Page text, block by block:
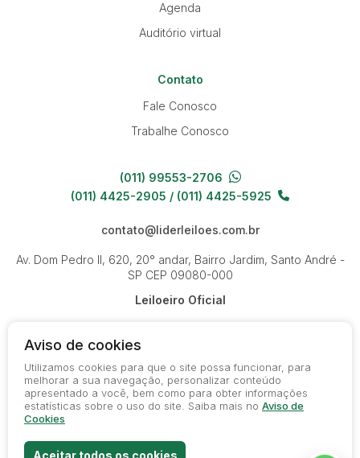
Agenda
Auditório virtual
Contato
Fale Conosco
Trabalhe Conosco
(011) 99553-2706
(011) 4425-2905 / (011) 4425-5925
contato@liderleiloes.com.br
Av. Dom Pedro II, 620, 20° andar, Bairro Jardim, Santo André -
SP CEP 09080-000
Leiloeiro Oficial
© 2026-present - Todos os direitos reservados
Termos de Uso
Aviso de cookies
Utilizamos cookies para que o site possa funcionar, para
melhorar a sua navegação, personalizar conteúdo
apresentado a você, bem como para obter informações
estatísticas sobre o uso do site. Saiba mais no Aviso de
Cookies
Aceitar todos os cookies